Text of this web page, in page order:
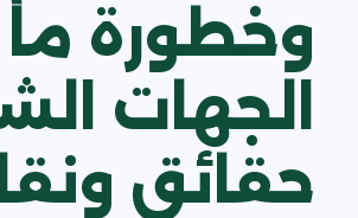
وخطورة
الجهات
حقائق